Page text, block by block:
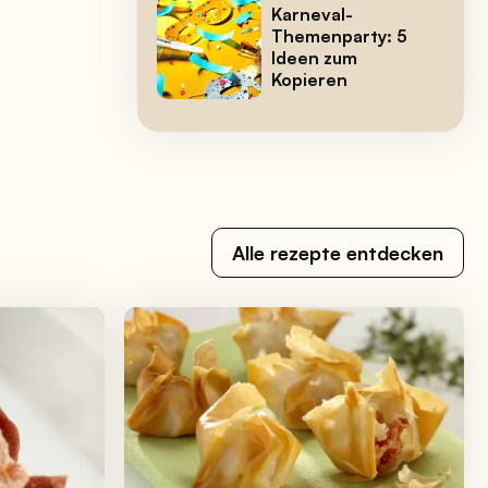
Karneval-
Themenparty: 5
Ideen zum
Kopieren
Alle rezepte entdecken